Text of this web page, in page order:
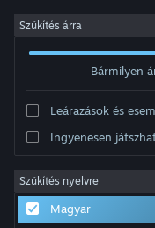
Bejelentkezés
Névjegy
Támogatás
Szűkítés árra
Bármilyen
Leárazások és
Ingyenesen
Szűkítés nyelvre
Magyar
Kiadó: ENGAGE XR Ltd.
Rendezés Relevancia